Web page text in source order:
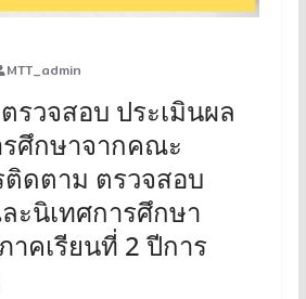
MTT_admin
รวจสอบ ประเมินผล
ศึกษาจากคณะ
ดตาม ตรวจสอบ
ะนิเทศการศึกษา
าคเรียนที่ 2 ปีการ